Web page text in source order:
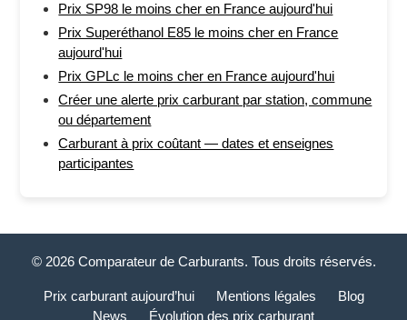
Prix SP98 le moins cher en France aujourd'hui
Prix Superéthanol E85 le moins cher en France
aujourd'hui
Prix GPLc le moins cher en France aujourd'hui
Créer une alerte prix carburant par station, commune
ou département
Carburant à prix coûtant — dates et enseignes
participantes
© 2026 Comparateur de Carburants. Tous droits réservés.
Prix carburant aujourd’hui Mentions légales
Blog
News
Évolution des prix carburant